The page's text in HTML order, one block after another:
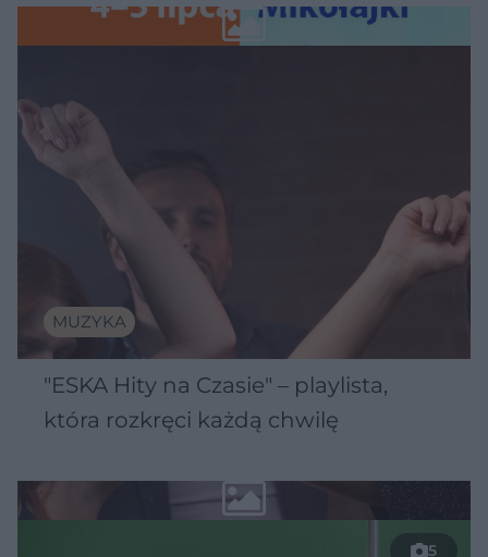
Wawelu
MUZYKA
"ESKA Hity na Czasie" – playlista,
która rozkręci każdą chwilę
5